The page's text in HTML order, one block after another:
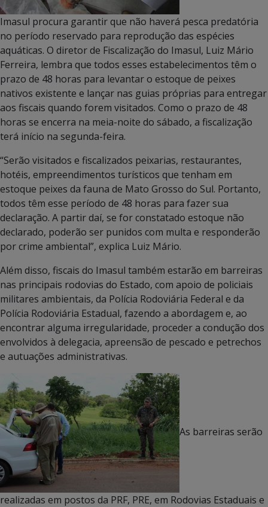
Imasul procura garantir que não haverá pesca predatória
no período reservado para reprodução das espécies
aquáticas. O diretor de Fiscalização do Imasul, Luiz Mário
Ferreira, lembra que todos esses estabelecimentos têm o
prazo de 48 horas para levantar o estoque de peixes
nativos existente e lançar nas guias próprias para entregar
aos fiscais quando forem visitados. Como o prazo de 48
horas se encerra na meia-noite do sábado, a fiscalização
terá início na segunda-feira.
“Serão visitados e fiscalizados peixarias, restaurantes,
hotéis, empreendimentos turísticos que tenham em
estoque peixes da fauna de Mato Grosso do Sul. Portanto,
todos têm esse período de 48 horas para fazer sua
declaração. A partir daí, se for constatado estoque não
declarado, poderão ser punidos com multa e responderão
por crime ambiental”, explica Luiz Mário.
Além disso, fiscais do Imasul também estarão em barreiras
nas principais rodovias do Estado, com apoio de policiais
militares ambientais, da Polícia Rodoviária Federal e da
Polícia Rodoviária Estadual, fazendo a abordagem e, ao
encontrar alguma irregularidade, proceder a condução dos
envolvidos à delegacia, apreensão de pescado e petrechos
e autuações administrativas.
As barreiras serão
realizadas em postos da PRF, PRE, em Rodovias Estaduais e